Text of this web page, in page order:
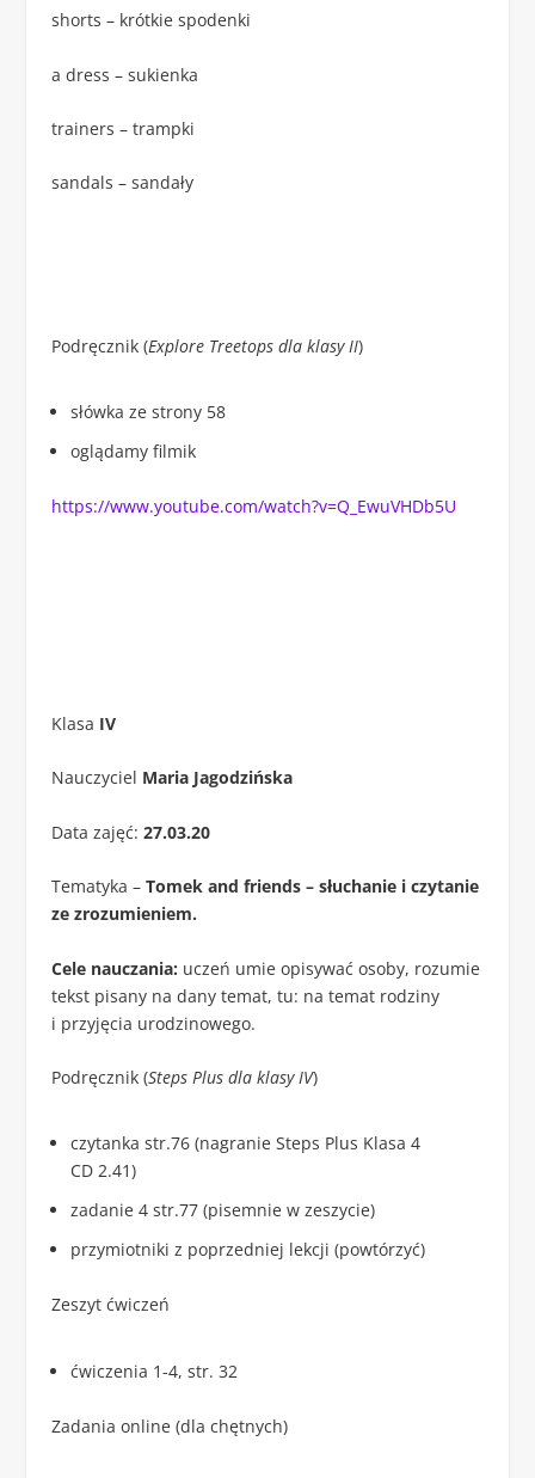
shorts – krótkie spodenki
a dress – sukienka
trainers – trampki
sandals – sandały
Podręcznik (Explore Treetops dla klasy II)
słówka ze strony 58
oglądamy filmik
https://www.youtube.com/watch?v=Q_EwuVHDb5U
Klasa IV
Nauczyciel Maria Jagodzińska
Data zajęć: 27.03.20
Tematyka – Tomek and friends – słuchanie i czytanie
ze zrozumieniem.
Cele nauczania: uczeń umie opisywać osoby, rozumie
tekst pisany na dany temat, tu: na temat rodziny
i przyjęcia urodzinowego.
Podręcznik (Steps Plus dla klasy IV)
czytanka str.76 (nagranie Steps Plus Klasa 4
CD 2.41)
zadanie 4 str.77 (pisemnie w zeszycie)
przymiotniki z poprzedniej lekcji (powtórzyć)
Zeszyt ćwiczeń
ćwiczenia 1-4, str. 32
Zadania online (dla chętnych)